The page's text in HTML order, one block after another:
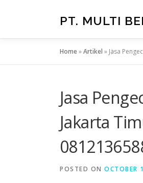
PT. MULTI
Home»Artikel » Jasa
Jasa
Jakarta
POSTED ON OCTOBER